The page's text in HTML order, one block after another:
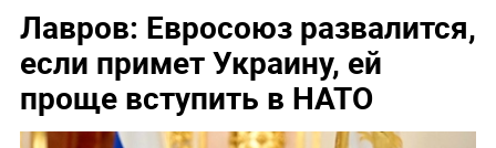
Лавров: Евросоюз развалится,
если примет Украину, ей
проще вступить в НАТО